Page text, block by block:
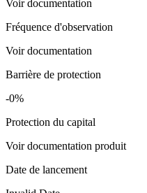
Voir documentation
Fréquence d'observation
Voir documentation
Barrière de protection
-0%
Protection du capital
Voir documentation produit
Date de lancement